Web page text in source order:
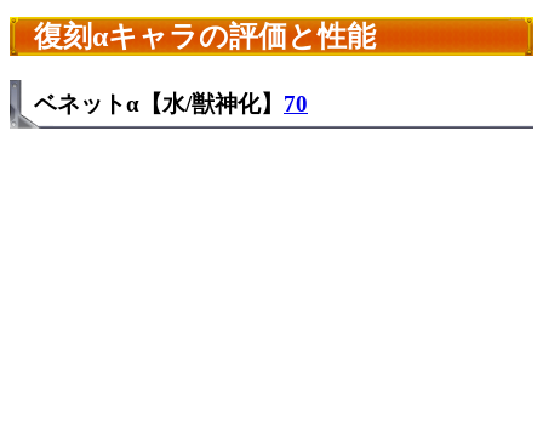
復刻αキャラの評価と性能
ベネットα【水/獣神化】 70